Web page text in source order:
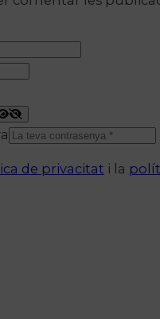
de privacitat i la